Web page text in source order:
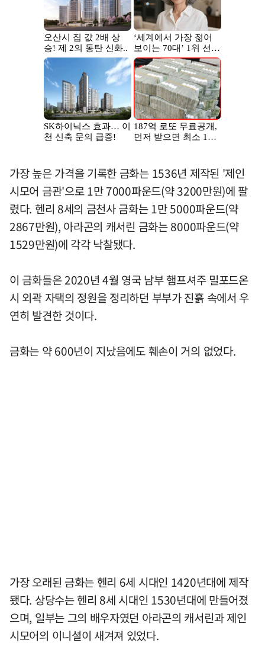
가장 높은 가격을 기록한 금화는 1536년 제작된 '제인
시모어 금관'으로 1만 7000파운드(약 3200만원)에 팔
렸다. 헨리 8세의 금천사 금화는 1만 5000파운드(약
2867만원), 아라곤의 캐서린 금화는 8000파운드(약
1529만원)에 각각 낙찰됐다.
이 금화들은 2020년 4월 영국 남부 햄프셔주 밀포드온
시 외곽 자택의 정원을 정리하던 부부가 진흙 속에서 우
연히 발견한 것이다.
금화는 약 600년이 지났음에도 훼손이 거의 없었다.
가장 오래된 금화는 헨리 6세 시대인 1420년대에 제작
됐다. 상당수는 헨리 8세 시대인 1530년대에 만들어졌
으며, 일부는 그의 배우자였던 아라곤의 캐서린과 제인
시모어의 이니셜이 새겨져 있었다.